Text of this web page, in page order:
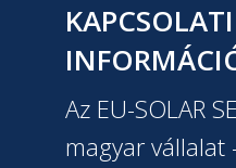
KAPCSOLATI
Az EU-SOLAR
magyar vállalat